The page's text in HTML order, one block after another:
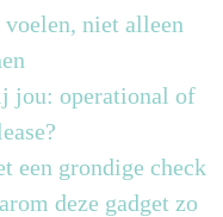
niet alleen
jou: operational of
een grondige check
deze gadget zo